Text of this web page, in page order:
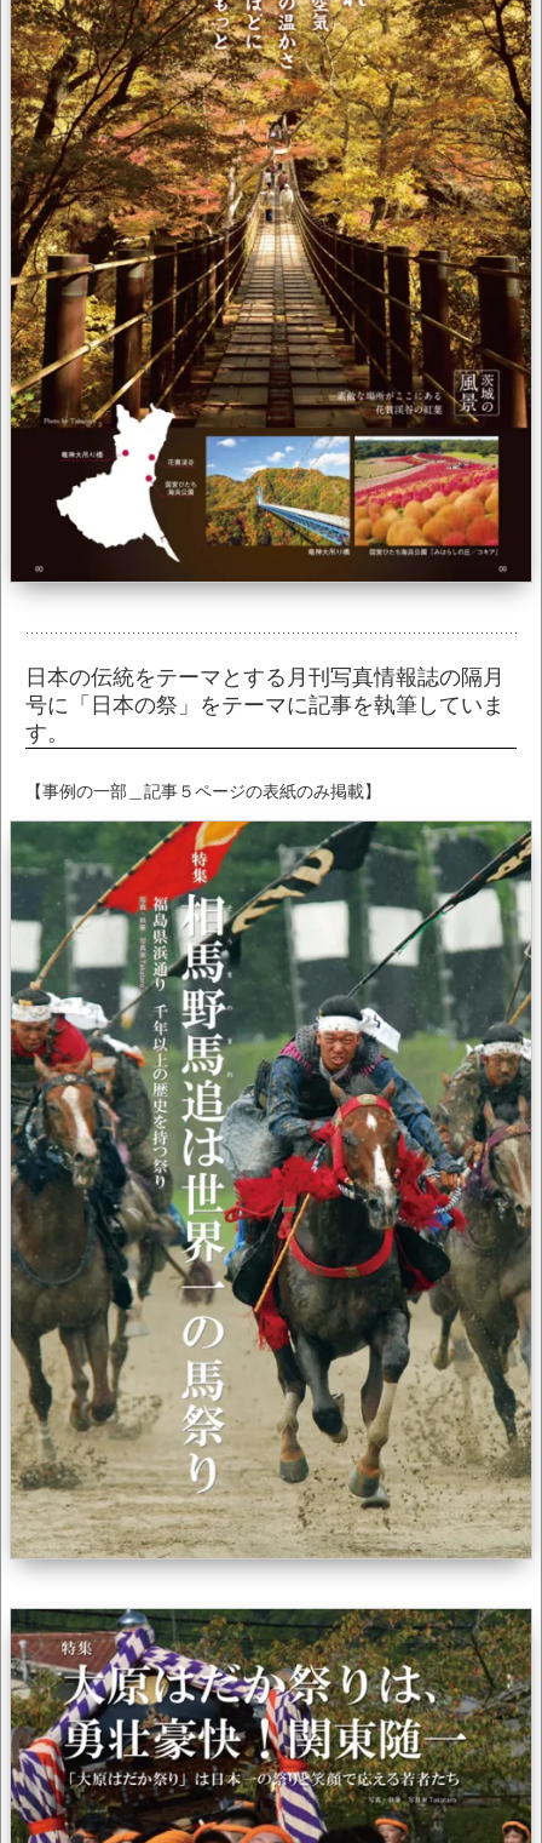
日本の伝統をテーマとする月刊写真情報誌の隔月
号に「日本の祭」をテーマに記事を執筆していま
す。
【事例の一部＿記事５ページの表紙のみ掲載】